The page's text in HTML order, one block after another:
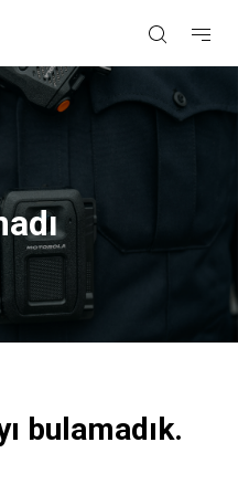
bulamadık.